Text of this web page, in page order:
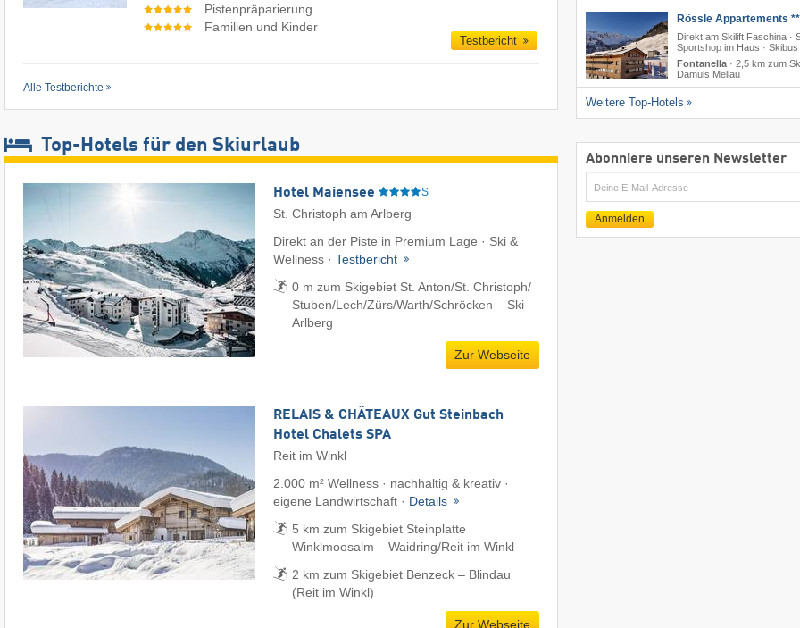
Pistenpräparierung
Familien und Kinder
Testbericht
Alle Testberichte
Top-Hotels für den Skiurlaub
Hotel Maiensee S
St. Christoph am Arlberg
Direkt an der Piste in Premium Lage · Ski &
Wellness · Testbericht
0 m zum Skigebiet St. Anton/​St. Christoph/​
Stuben/​Lech/​Zürs/​Warth/​Schröcken – Ski
Arlberg
Zur Webseite
RELAIS & CHÂTEAUX Gut Steinbach
Hotel Chalets SPA
Reit im Winkl
2.000 m² Wellness · nachhaltig & kreativ ·
eigene Landwirtschaft · Details
5 km zum Skigebiet Steinplatte
Winklmoosalm – Waidring/​Reit im Winkl
2 km zum Skigebiet Benzeck – Blindau
(Reit im Winkl)
Zur Webseite
Rössle Appartements
Direkt am Skilift Faschina ·
Sportshop im Haus · Skibus
Fontanella · 2,5 km zum
Damüls Mellau
Weitere Top-Hotels
Abonniere unseren Newsletter
E-
Mail
Anmelden